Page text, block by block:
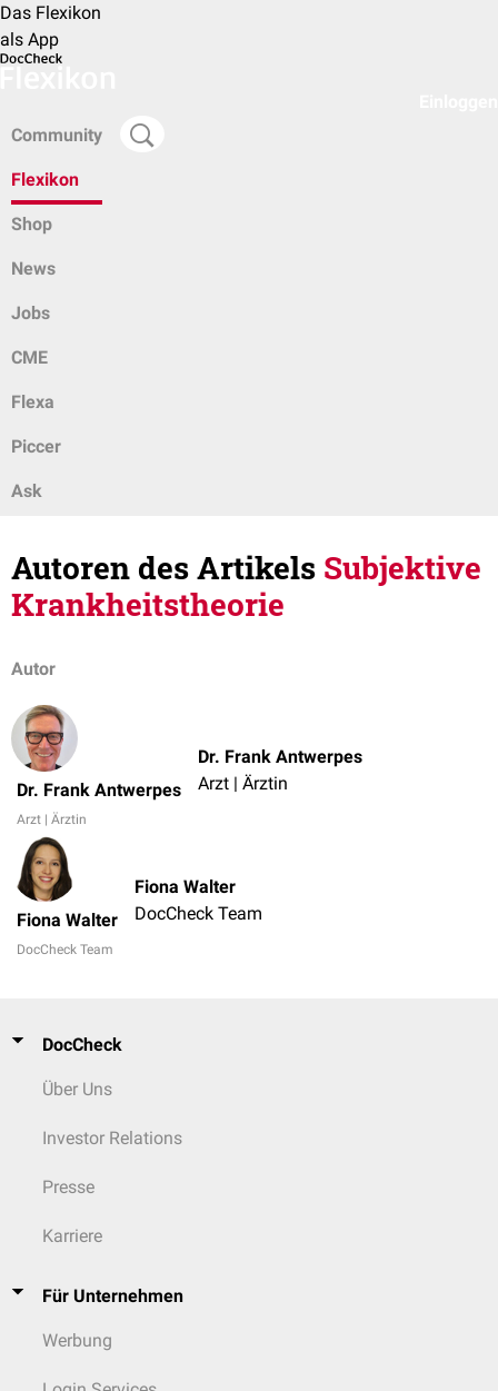
Das Flexikon
als App
Community
Flexikon
Shop
News
Jobs
CME
Flexa
Piccer
Ask
Autoren des Artikels Subjektive
Krankheitstheorie
Autor
Dr. Frank Antwerpes
Arzt | Ärztin
Dr. Frank Antwerpes
Arzt | Ärztin
Fiona Walter
DocCheck Team
Fiona Walter
DocCheck Team
DocCheck
Über Uns
Investor Relations
Presse
Karriere
Für Unternehmen
Werbung